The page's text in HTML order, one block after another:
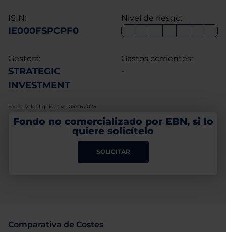
ISIN:
IE000FSPCPF0
Nivel de riesgo:
Gestora:
STRATEGIC
INVESTMENT
Gastos corrientes:
-
Fecha valor liquidativo: 05.06.2025
Fondo no comercializado por EBN, si lo
quiere solicítelo
SOLICITAR
Comparativa de Costes